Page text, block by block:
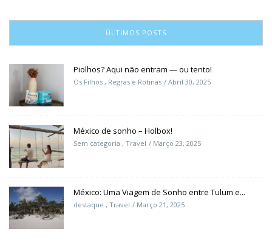
ÚLTIMOS POSTS
Piolhos? Aqui não entram — ou tento!
Os Filhos , Regras e Rotinas Abril 30, 2025
México de sonho – Holbox!
Sem categoria , Travel Março 23, 2025
México: Uma Viagem de Sonho entre Tulum e...
destaque , Travel Março 21, 2025